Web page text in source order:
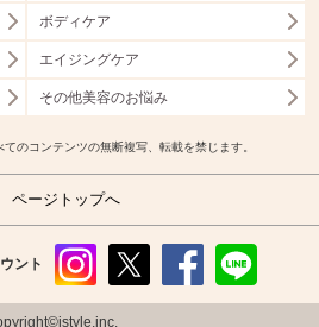
ボディケア
エイジングケア
その他美容のお悩み
のコンテンツの無断複写、転載を禁じます。
ページトップへ
ント
ram